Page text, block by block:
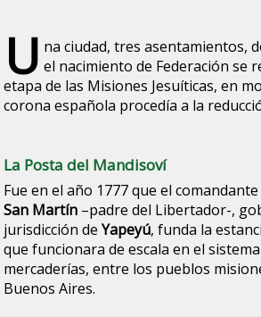
U na ciudad, tres asentamientos,
el nacimiento de Federación se
etapa de las Misiones Jesuíticas, en
corona española procedía a la
La Posta del Mandisoví
Fue en el año 1777 que el
San Martín –padre del Libertador-,
jurisdicción deYapeyú, funda la
que funcionara de escala en el
mercaderías, entre los pueblos
Buenos Aires.